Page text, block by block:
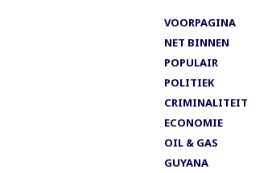
VOORPAGINA
NET BINNEN
POPULAIR
POLITIEK
CRIMINALITEIT
ECONOMIE
OIL & GAS
GUYANA